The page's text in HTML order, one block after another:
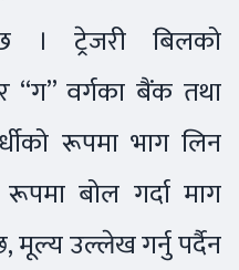
। ट्रेजरी बिलको
“ग” वर्गका बैंक तथा
रूपमा भाग लिन
रूपमा बोल गर्दा माग
मूल्य उल्लेख गर्नु पर्दैन